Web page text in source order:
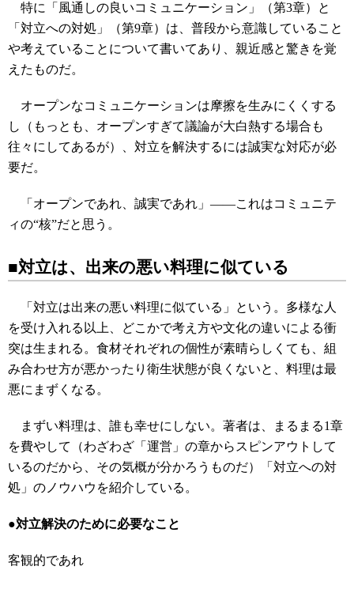
特に「風通しの良いコミュニケーション」（第3章）と
「対立への対処」（第9章）は、普段から意識していること
や考えていることについて書いてあり、親近感と驚きを覚
えたものだ。
オープンなコミュニケーションは摩擦を生みにくくする
し（もっとも、オープンすぎて議論が大白熱する場合も
往々にしてあるが）、対立を解決するには誠実な対応が必
要だ。
「オープンであれ、誠実であれ」――これはコミュニテ
ィの“核”だと思う。
■対立は、出来の悪い料理に似ている
「対立は出来の悪い料理に似ている」という。多様な人
を受け入れる以上、どこかで考え方や文化の違いによる衝
突は生まれる。食材それぞれの個性が素晴らしくても、組
み合わせ方が悪かったり衛生状態が良くないと、料理は最
悪にまずくなる。
まずい料理は、誰も幸せにしない。著者は、まるまる1章
を費やして（わざわざ「運営」の章からスピンアウトして
いるのだから、その気概が分かろうものだ）「対立への対
処」のノウハウを紹介している。
●対立解決のために必要なこと
客観的であれ